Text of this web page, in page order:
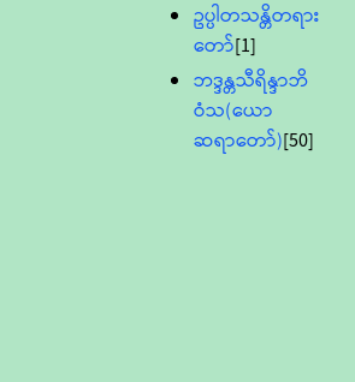
ဥပ္ပါတသန္တိတရား
တော်[1]
ဘဒ္ဒန္တသီရိန္ဒာဘိ
ဝံသ(ယော
ဆရာတော်)[50]